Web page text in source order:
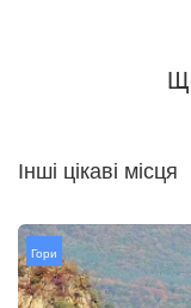
Інші цікаві місця
Гори